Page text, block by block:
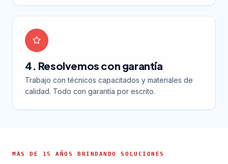
4. Resolvemos con garantía
Trabajo con técnicos capacitados y materiales de
calidad. Todo con garantía por escrito.
MÁS DE 15 AÑOS BRINDANDO SOLUCIONES